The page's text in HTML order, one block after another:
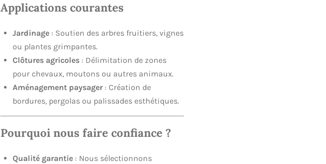
Applications courantes
Jardinage : Soutien des arbres fruitiers, vignes
ou plantes grimpantes.
Clôtures agricoles : Délimitation de zones
pour chevaux, moutons ou autres animaux.
Aménagement paysager : Création de
bordures, pergolas ou palissades esthétiques.
Pourquoi nous faire confiance ?
Qualité garantie : Nous sélectionnons